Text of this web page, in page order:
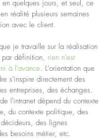
en quelques jours, et seul, ce
réalité plusieurs semaines
avec le client.
je travaille sur la réalisation
définition, rien n'est
à l'avance. L'orientation que
s'inspire directement des
entreprises, des échanges.
l'intranet dépend du contexte
du contexte politique, des
des lignes
besoins métier, etc.